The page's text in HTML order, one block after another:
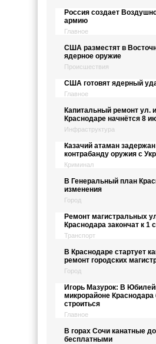
Россия создает
армию
Главное
США разместят в
ядерное оружие
Происшествия
США готовят ядерный
Главное
Капитальный ремонт ул.
Краснодаре начнётся 8
Инфраструктура
Казачий атаман задержан
контрабанду оружия с
Криминал
В Генеральный план
изменения
Город
Ремонт магистральных
Краснодара закончат к 1
Транспорт
В Краснодаре стартует
ремонт городских
Город
Игорь Мазурок: В
микрорайоне Краснодара
строиться
Главное
В горах Сочи канатные
бесплатными